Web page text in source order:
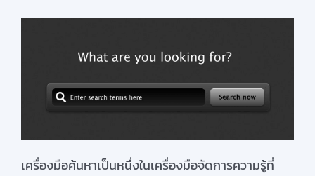
เครื่องมือค้นหาเป็นหนึ่งในเครื่องมือจัดการความรู้ที่